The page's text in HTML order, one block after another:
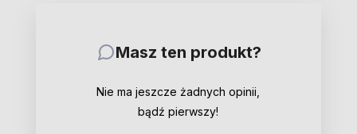
Masz ten produkt?
Nie ma jeszcze żadnych opinii,
bądź pierwszy!